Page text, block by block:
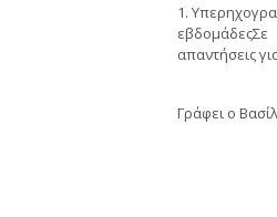
1.
απαντήσεις
Γράφει ο